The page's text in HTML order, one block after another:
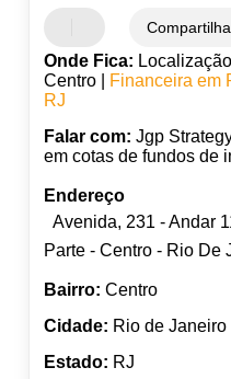
Onde Fica:
Centro |
Financeira em
RJ
Falar com: Jgp
em cotas de fundos de
Endereço
Avenida, 231 - Andar
Parte - Centro - Rio De
Bairro: Centro
Cidade: Rio de Janeiro
Estado: RJ